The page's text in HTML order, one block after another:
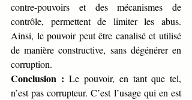
contre-pouvoirs et des mécanismes de
contrôle, permettent de limiter les abus.
Ainsi, le pouvoir peut être canalisé et utilisé
de manière constructive, sans dégénérer en
corruption.
Conclusion : Le pouvoir, en tant que tel,
n’est pas corrupteur. C’est l’usage qui en est